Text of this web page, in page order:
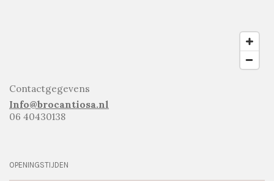
Contactgegevens
Info@brocantiosa.nl
06 40430138
OPENINGSTIJDEN